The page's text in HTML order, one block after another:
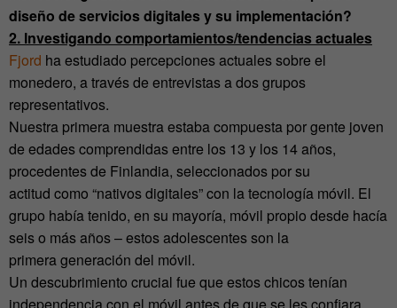
diseño de servicios digitales y su implementación?
2. Investigando comportamientos/tendencias actuales
Fjord ha estudiado percepciones actuales sobre el
monedero, a través de entrevistas a dos grupos
representativos.
Nuestra primera muestra estaba compuesta por gente joven
de edades comprendidas entre los 13 y los 14 años,
procedentes de Finlandia, seleccionados por su
actitud como “nativos digitales” con la tecnología móvil. El
grupo había tenido, en su mayoría, móvil propio desde hacía
seis o más años – estos adolescentes son la
primera generación del móvil.
Un descubrimiento crucial fue que estos chicos tenían